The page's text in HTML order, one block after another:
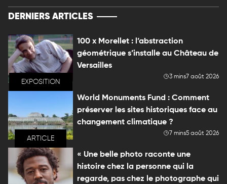
DERNIERS ARTICLES
EXPOSITION
100 x Morellet : l’abstraction
géométrique s’installe au Château de
Versailles
3 mins7 août 2026
ARTICLE
World Monuments Fund : Comment
préserver les sites historiques face au
changement climatique ?
7 mins5 août 2026
« Une belle photo raconte une
histoire chez la personne qui la
regarde, pas chez le photographe qui